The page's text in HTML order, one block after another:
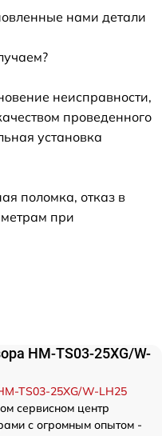
нами детали
неисправности,
проведенного
установка
поломка, отказ в
при
HM-TS03-25XG/W-
TS03-25XG/W-LH25
сервисном центр
с огромным опытом -